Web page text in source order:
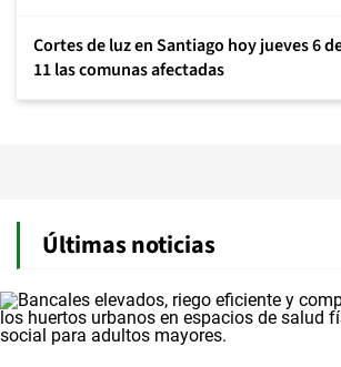
Cortes de luz en Santiago hoy jueves 6
11 las comunas afectadas
Últimas noticias